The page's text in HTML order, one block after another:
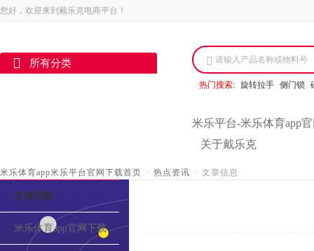
您好，欢迎来到戴乐克电商平台！
所有分类 请输入产品名称或物料号
热门搜索: 旋转拉手 侧门锁
米乐平台-米乐体育app
关于戴乐克
米乐体育app米乐平台官网下载首页 > 热点资讯 > 文章信息
文章导航
米乐体育app官网下载的介绍